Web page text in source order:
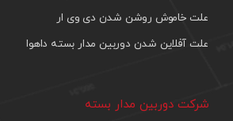
علت خاموش روشن شدن دی وی ار
علت آفلاین شدن دوربین مدار بسته داهوا
شرکت دوربین مدار بسته